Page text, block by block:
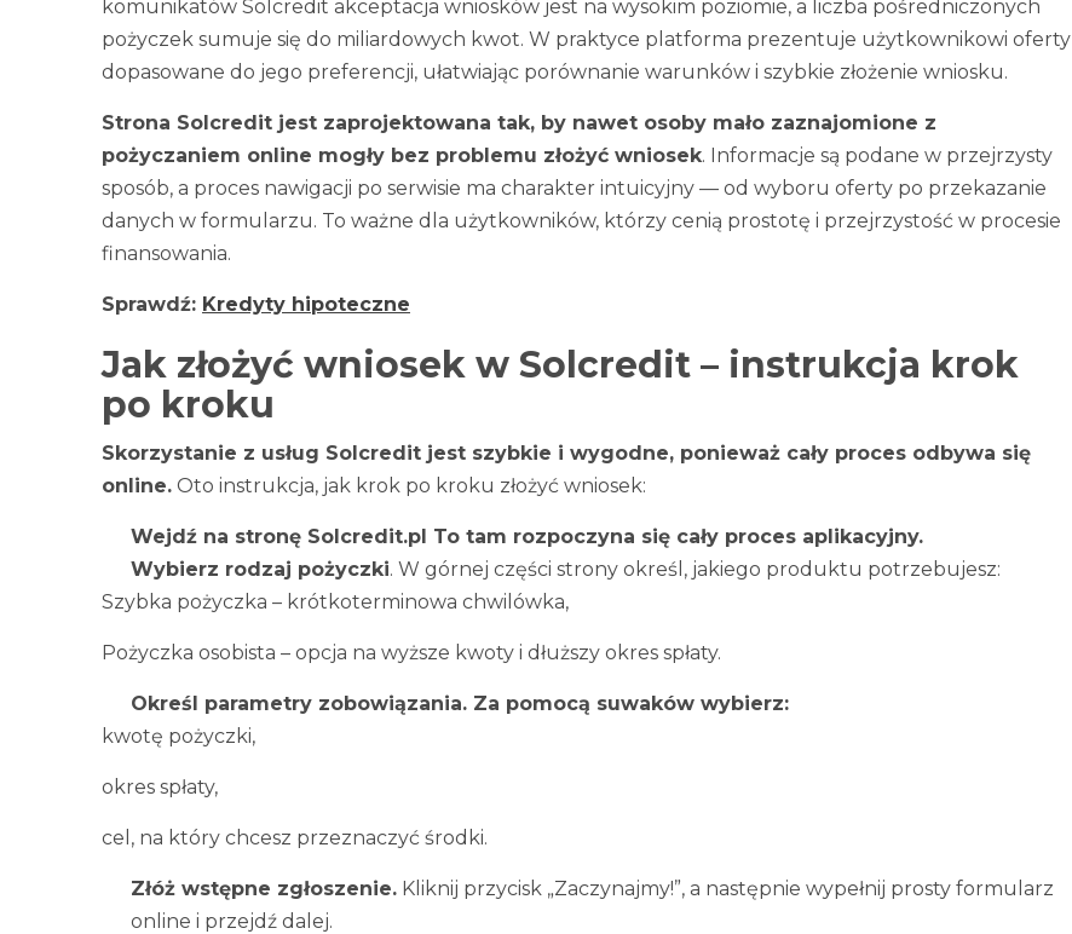
komunikatów Solcredit akceptacja wniosków jest na wysokim poziomie, a liczba pośredniczonych
pożyczek sumuje się do miliardowych kwot. W praktyce platforma prezentuje użytkownikowi oferty
dopasowane do jego preferencji, ułatwiając porównanie warunków i szybkie złożenie wniosku.
Strona Solcredit jest zaprojektowana tak, by nawet osoby mało zaznajomione z
pożyczaniem online mogły bez problemu złożyć wniosek. Informacje są podane w przejrzysty
sposób, a proces nawigacji po serwisie ma charakter intuicyjny — od wyboru oferty po przekazanie
danych w formularzu. To ważne dla użytkowników, którzy cenią prostotę i przejrzystość w procesie
finansowania.
Sprawdź: Kredyty hipoteczne
Jak złożyć wniosek w Solcredit – instrukcja krok
po kroku
Skorzystanie z usług Solcredit jest szybkie i wygodne, ponieważ cały proces odbywa się
online. Oto instrukcja, jak krok po kroku złożyć wniosek:
Wejdź na stronę Solcredit.pl To tam rozpoczyna się cały proces aplikacyjny.
Wybierz rodzaj pożyczki. W górnej części strony określ, jakiego produktu potrzebujesz:
Szybka pożyczka – krótkoterminowa chwilówka,
Pożyczka osobista – opcja na wyższe kwoty i dłuższy okres spłaty.
Określ parametry zobowiązania. Za pomocą suwaków wybierz:
kwotę pożyczki,
okres spłaty,
cel, na który chcesz przeznaczyć środki.
Złóż wstępne zgłoszenie. Kliknij przycisk „Zaczynajmy!”, a następnie wypełnij prosty formularz
online i przejdź dalej.